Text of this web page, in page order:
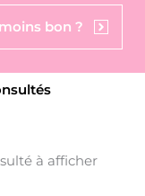
bon ?
à afficher